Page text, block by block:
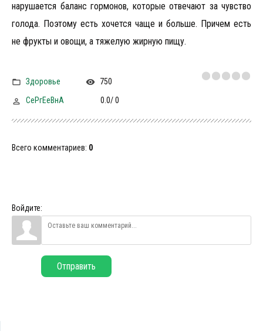
нарушается баланс гормонов, которые отвечают за чувство
голода. Поэтому есть хочется чаще и больше. Причем есть
не фрукты и овощи, а тяжелую жирную пищу.
Здоровье 750
СеРгЕеВнА 0.0/0
Всего комментариев: 0
Войдите:
Отправить